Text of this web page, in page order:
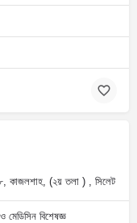
কাজলশাহ, (২য় তলা ) , সিলেট
মেডিসিন বিশেষজ্ঞ